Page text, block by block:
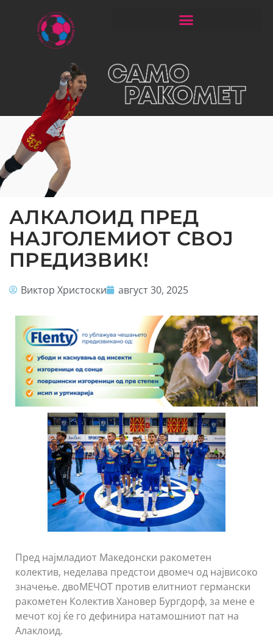
АЛКАЛОИД ПРЕД
НАЈГОЛЕМИОТ СВОЈ
ПРЕДИЗВИК!
Виктор Христоски август 30, 2025
Пред најмладиот Македонски ракометен
колектив, неделава предстои двомеч од највисоко
значење. двоМЕЧОТ против елитниот германски
ракометен Колектив Хановер Бургдорф, за мене е
мечот кој ќе го дефинира натамошниот пат на
Алаклоид.